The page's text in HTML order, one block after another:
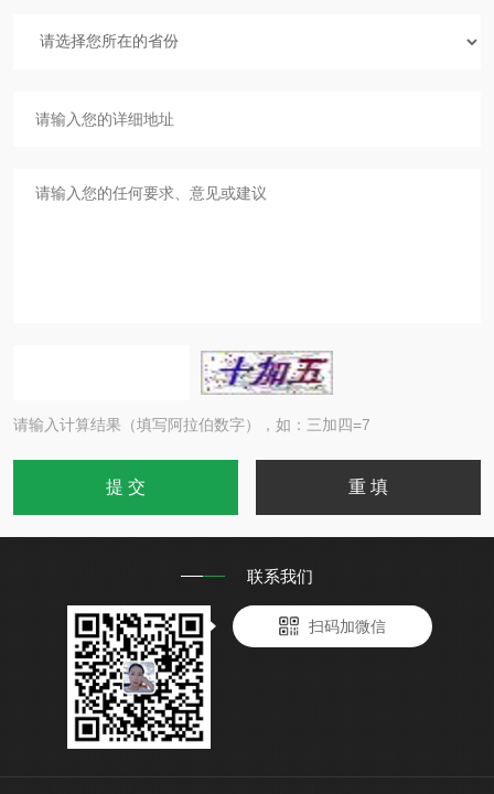
请输入计算结果（填写阿拉伯数字），如：三加四=7
联系我们
扫码加微信